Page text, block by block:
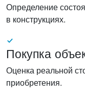
Определение
в конструкциях.
Покупка
Оценка реальной
приобретения.